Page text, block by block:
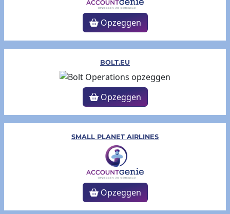
Opzeggen
BOLT.EU
Opzeggen
SMALL PLANET AIRLINES
Opzeggen